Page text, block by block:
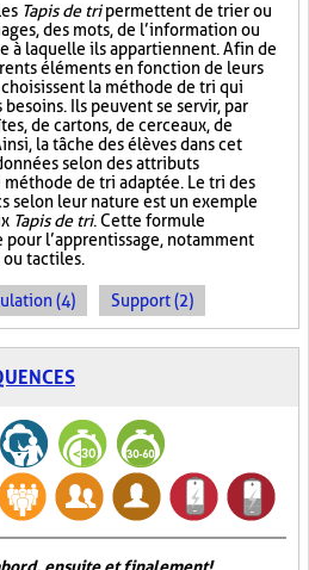
Tapis de tripermettent de trier ou
des mots, de l’information ou
à laquelle ils appartiennent. Afin de
éléments en fonction de leurs
la méthode de tri qui
Ils peuvent se servir, par
de cartons, de cerceaux, de
la tâche des élèves dans cet
selon des attributs
de tri adaptée. Le tri des
selon leur nature est un exemple
Tapis de tri. Cette formule
l’apprentissage, notamment
tactiles.
(4) Support (2)